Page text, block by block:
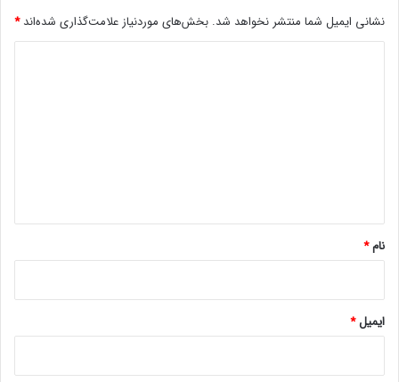
ذ
ا
نشانی ایمیل شما منتشر نخواهد شد. بخش‌های موردنیاز علامت‌گذاری شده‌اند*
نام*
ایمیل*